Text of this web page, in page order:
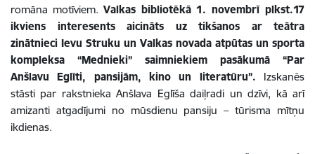
romāna motīviem. Valkas bibliotēkā 1. novembrī plkst.17
ikviens interesents aicināts uz tikšanos ar teātra
zinātnieci Ievu Struku un Valkas novada atpūtas un sporta
kompleksa “Mednieki” saimniekiem pasākumā “Par
Anšlavu Eglīti, pansijām, kino un literatūru”. Izskanēs
stāsti par rakstnieka Anšlava Eglīša daiļradi un dzīvi, kā arī
amizanti atgadījumi no mūsdienu pansiju – tūrisma mītņu
ikdienas.